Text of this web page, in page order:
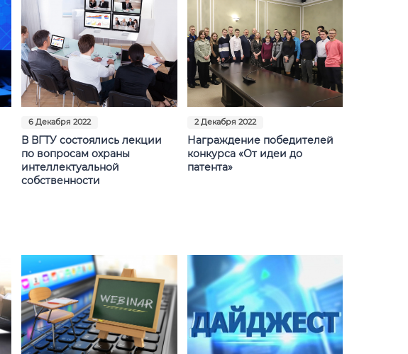
6 Декабря 2022
В ВГТУ состоялись лекции
по вопросам охраны
интеллектуальной
собственности
2 Декабря 2022
Награждение победителей
конкурса «От идеи до
патента»